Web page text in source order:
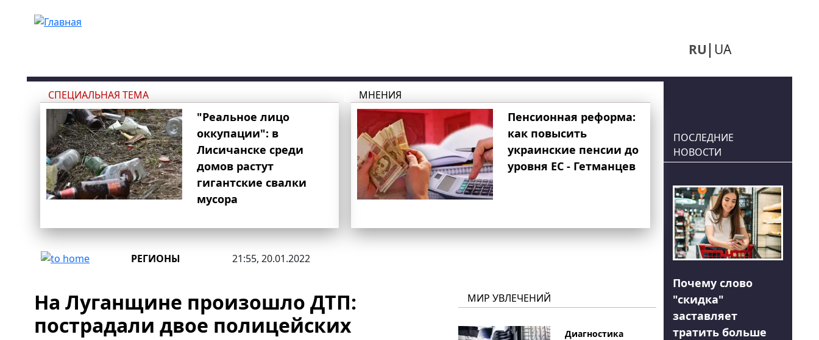
RU UA
СПЕЦИАЛЬНАЯ ТЕМА
"Реальное лицо
оккупации": в
Лисичанске среди
домов растут
гигантские свалки
мусора
МНЕНИЯ
Пенсионная реформа:
как повысить
украинские пенсии до
уровня ЕС - Гетманцев
РЕГИОНЫ 21:55, 20.01.2022
На Луганщине произошло ДТП:
пострадали двое полицейских
МИР УВЛЕЧЕНИЙ
Диагностика
ПОСЛЕДНИЕ
НОВОСТИ
Почему слово
"скидка"
заставляет
тратить больше